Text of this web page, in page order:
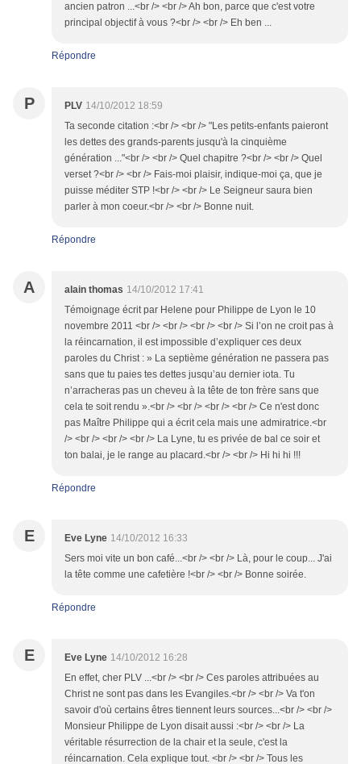
ancien patron ...<br /> <br /> Ah bon, parce que c'est votre
principal objectif à vous ?<br /> <br /> Eh ben ...
Répondre
P PLV 14/10/2012 18:59
Ta seconde citation :<br /> <br /> "Les petits-enfants paieront
les dettes des grands-parents jusqu'à la cinquième
génération ..."<br /> <br /> Quel chapitre ?<br /> <br /> Quel
verset ?<br /> <br /> Fais-moi plaisir, indique-moi ça, que je
puisse méditer STP !<br /> <br /> Le Seigneur saura bien
parler à mon coeur.<br /> <br /> Bonne nuit.
Répondre
A alain thomas 14/10/2012 17:41
Témoignage écrit par Helene pour Philippe de Lyon le 10
novembre 2011 <br /> <br /> <br /> <br /> Si l’on ne croit pas à
la réincarnation, il est impossible d’expliquer ces deux
paroles du Christ : » La septième génération ne passera pas
sans que tu paies tes dettes jusqu’au dernier iota. Tu
n’arracheras pas un cheveu à la tête de ton frère sans que
cela te soit rendu ».<br /> <br /> <br /> <br /> Ce n'est donc
pas Maître Philippe qui a écrit cela mais une admiratrice.<br
/> <br /> <br /> <br /> La Lyne, tu es privée de bal ce soir et
ton balai, je le range au placard.<br /> <br /> Hi hi hi !!!
Répondre
E Eve Lyne 14/10/2012 16:33
Sers moi vite un bon café...<br /> <br /> Là, pour le coup... J'ai
la tête comme une cafetière !<br /> <br /> Bonne soirée.
Répondre
E Eve Lyne 14/10/2012 16:28
En effet, cher PLV ...<br /> <br /> Ces paroles attribuées au
Christ ne sont pas dans les Evangiles.<br /> <br /> Va t'on
savoir d'où certains êtres tiennent leurs sources...<br /> <br />
Monsieur Philippe de Lyon disait aussi :<br /> <br /> La
véritable résurrection de la chair et la seule, c'est la
réincarnation. Cela explique tout. <br /> <br /> Tous les